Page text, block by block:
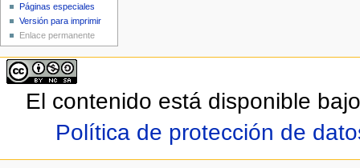
Páginas especiales
Versión para imprimir
Enlace permanente
El contenido está disponible
Política de protección de